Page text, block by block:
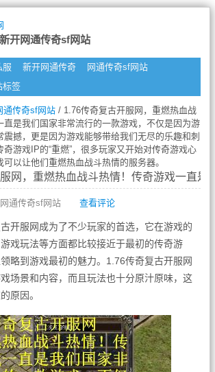
开网通传奇sf网站
服 新开网通传奇
网通传奇sf网站
标签
通传奇sf网站/ 1.76传奇复古开服网，重燃热血战
直是我们国家非常流行的一款游戏，不仅是因为游
撼，更是因为游戏能够带给我们无尽的乐趣和刺
游戏IP的“重燃”，很多玩家又开始对传奇游戏心
以让他们重燃热血战斗热情的服务器。
网，重燃热血战斗热情！传奇游戏一直
网通传奇sf网站 查看评论
开服网成为了不少玩家的首选，它在游戏的
戏玩法等方面都比较接近于最初的传奇游
略到游戏最初的魅力。1.76传奇复古开服网
场景和内容，而且玩法也十分原汁原味，这
原因。